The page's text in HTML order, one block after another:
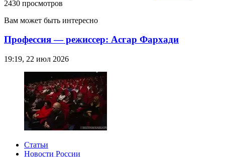
2430 просмотров
Вам может быть интересно
Профессия — режиссер: Асгар Фархади
19:19, 22 июл 2026
Статьи
Новости России